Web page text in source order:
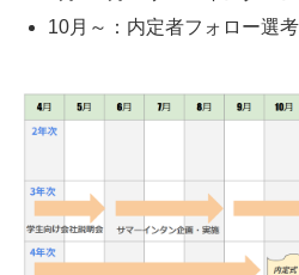
10月～：内定者フォロー選考